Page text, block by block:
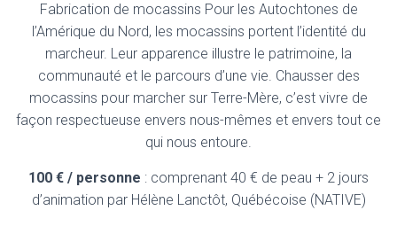
Fabrication de mocassins Pour les Autochtones de
l’Amérique du Nord, les mocassins portent l’identité du
marcheur. Leur apparence illustre le patrimoine, la
communauté et le parcours d’une vie. Chausser des
mocassins pour marcher sur Terre-Mère, c’est vivre de
façon respectueuse envers nous-mêmes et envers tout ce
qui nous entoure.
100 € / personne : comprenant 40 € de peau + 2 jours
d’animation par Hélène Lanctôt, Québécoise (NATIVE)